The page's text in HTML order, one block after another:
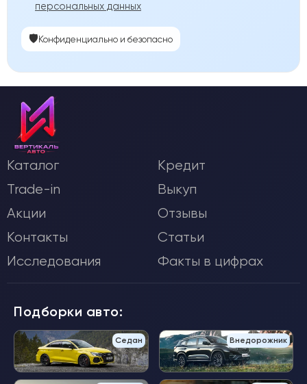
персональных данных
🛡️Конфиденциально и безопасно
Каталог
Кредит
Trade-in
Выкуп
Акции
Отзывы
Контакты
Статьи
Исследования
Факты в цифрах
Подборки авто:
Седан Внедорожник